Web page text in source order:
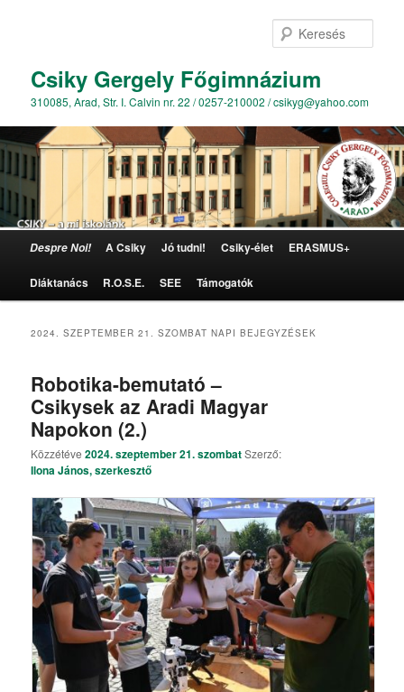
Csiky Gergely Főgimnázium
310085, Arad, Str. I. Calvin nr. 22 / 0257-210002 / csikyg@yahoo.com
Tovább az elsődleges tartalomra
Tovább a másodlagos tartalomra
Despre Noi! A Csiky Jó tudni! Csiky-élet ERASMUS+
Diáktanács R.O.S.E. SEE Támogatók
2024. SZEPTEMBER 21. SZOMBAT NAPI BEJEGYZÉSEK
Robotika-bemutató –
Csikysek az Aradi Magyar
Napokon (2.)
Közzétéve2024. szeptember 21. szombatSzerző:
Ilona János, szerkesztő